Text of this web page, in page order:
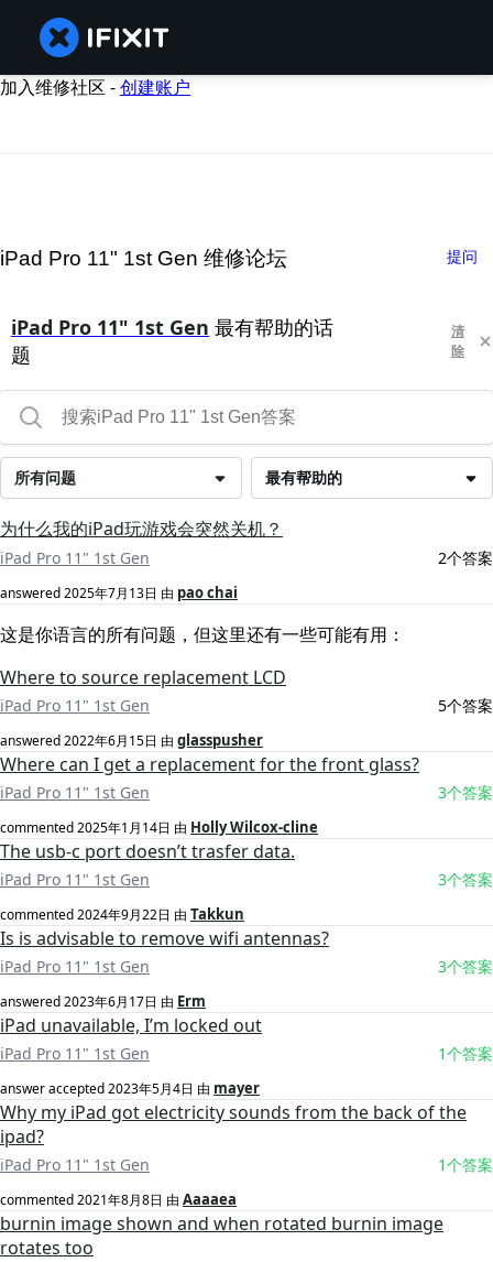
加入维修社区 -创建账户
iPad Pro 11" 1st Gen 维修论坛 提问
iPad Pro 11" 1st Gen 最有帮助的话
题
清
除
最有帮助的
所有问题
为什么我的iPad玩游戏会突然关机？
iPad Pro 11" 1st Gen 2个答案
answered2025年7月13日 由 pao chai
这是你语言的所有问题，但这里还有一些可能有用：
Where to source replacement LCD
iPad Pro 11" 1st Gen 5个答案
answered2022年6月15日 由 glasspusher
Where can I get a replacement for the front glass?
iPad Pro 11" 1st Gen 3个答案
commented2025年1月14日 由 Holly Wilcox-cline
The usb-c port doesn’t trasfer data.
iPad Pro 11" 1st Gen 3个答案
commented2024年9月22日 由 Takkun
Is is advisable to remove wifi antennas?
iPad Pro 11" 1st Gen 3个答案
answered2023年6月17日 由 Erm
iPad unavailable, I’m locked out
iPad Pro 11" 1st Gen 1个答案
answer accepted2023年5月4日 由 mayer
Why my iPad got electricity sounds from the back of the
ipad?
iPad Pro 11" 1st Gen 1个答案
commented2021年8月8日 由 Aaaaea
burnin image shown and when rotated burnin image
rotates too